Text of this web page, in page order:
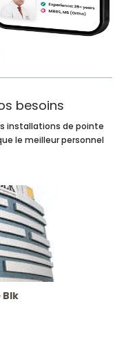
besoins
installations de pointe
le meilleur personnel
Blk